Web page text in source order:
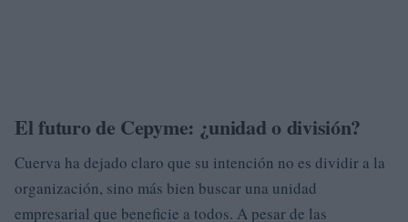
El futuro de Cepyme: ¿unidad o división?
Cuerva ha dejado claro que su intención no es dividir a la
organización, sino más bien buscar una unidad
empresarial que beneficie a todos. A pesar de las